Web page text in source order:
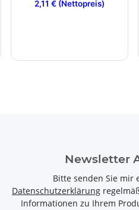
2,11 € (Nettopreis)
Newsletter
Bitte senden Sie mir
Datenschutzerklärung
Informationen zu Ihrem